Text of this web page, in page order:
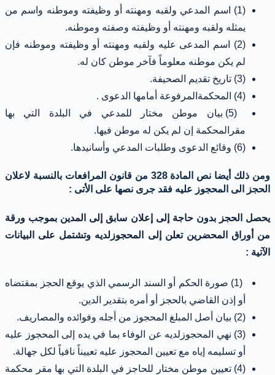
(1) اسم المدعي ولقبه ومهنته أو وظيفته وموطنه واسم من
يمثله ولقبه ومهنته أو وظيفته وصفته وموطنه.
(2) اسم المدعى عليه ولقبه ومهنته أو وظيفته وموطنه فإن
لم يكن موطنه معلوماً فآخر موطن كان له.
(3) تاريخ تقديم الصحيفة.
(4) المحكمةالمرفوعة أمامها الدعوى .
(5) بيان موطن مختار للمدعي في البلدة التي بها
مقرالمحكمة إن لم يكن له موطن فيها.
(6) وقائع الدعوى وطلبات المدعي وأسانيدها.
ومن ذلك أيضا نص المادة 328 من قانون المرافعات بالنسبة لاعلان
الحجز الى المحجوز عليه فقد جرى نصها على الأتى :
يحصل الحجز بدون حاجة إلى إعلان سابق إلى المدين بموجب ورقة
من أوراق المحضرين تعلن إلى المحجوزلديه وتشتمل على البيانات
الآتية :
(1) صورة الحكم أو السند الرسمي الذي يوقع الحجز بمقتضاه
أو إذن القاضي بالحجز أو أمره بتقدير الدين.
(2) بيان أصل المبلغ المحجوز من أجله وفوائده والمصاريف.
(3) نهي المحجوزلديه عن الوفاء بما في يده إلى المحجوز عليه
أو تسليمه إياه مع تعيين المحجوز عليه تعييناً نافياً لكل جهالة.
(4) تعيين موطن مختار للحاجز في البلدة التي بها مقر محكمة